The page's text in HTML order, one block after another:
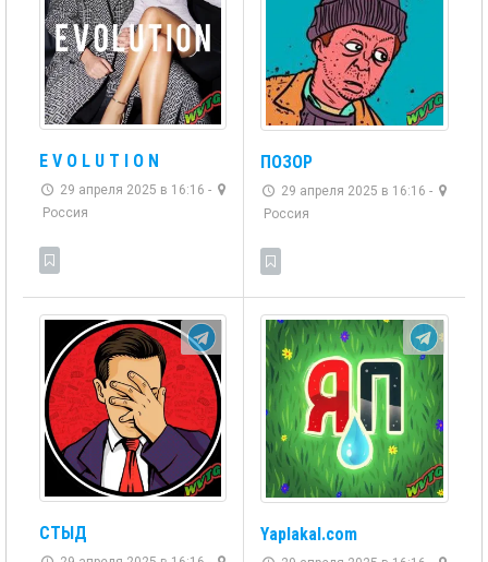
E V O L U T I O N
29 апреля 2025 в 16:16 -
Россия
ПОЗОР
29 апреля 2025 в 16:16 -
Россия
СТЫД Yaplakal.com